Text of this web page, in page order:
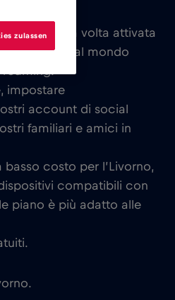
base. Una volta attivata
connettervi al mondo
impostare
account di social
familiari e amici in
costo per l’Livorno,
compatibili con
piano è più adatto alle
zulassen